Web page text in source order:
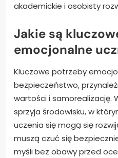
akademickie i osobisty
Jakie są
emocjonalne
Kluczowe potrzeby
bezpieczeństwo,
wartości i samorealizację.
sprzyja środowisku, w
uczenia się mogą się
muszą czuć się
myśli bez obawy przed